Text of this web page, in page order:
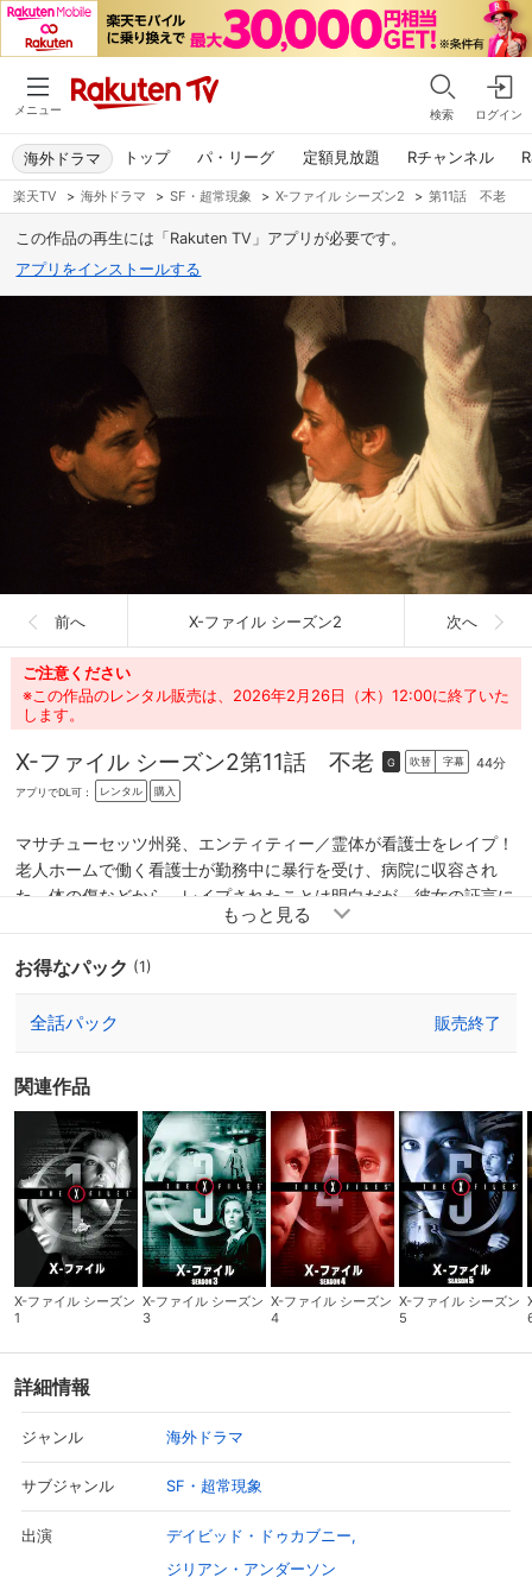
メニュー 検索 ログイン
トップ パ・リーグ 定額見放題 Rチャンネル
海外ドラマ
楽天TV > 海外ドラマ > SF・超常現象 > X-ファイル シーズン2 > 第11話 不老
この作品の再生には「Rakuten TV」アプリが必要です。
アプリをインストールする
前へ X-ファイル シーズン2 次へ
ご注意ください
※この作品のレンタル販売は、2026年2月26日（木）12:00に終了いた
します。
X-ファイル シーズン2第11話 不老 G 吹替 字幕 44分
アプリでDL可： レンタル 購入
マサチューセッツ州発、エンティティー／霊体が看護士をレイプ！
老人ホームで働く看護士が勤務中に暴行を受け、病院に収容され
た。体の傷などから、レイプされたことは明白だが、彼女の証言に
よると、犯人は“目に見えない存在”だという。さらには、老人独特
し、裏付けとなる事実はなにも存在しない。ホームの施設内を調
れていたものらしい。
お得なパック (1)
全話パック 販売終了
関連作品
X-ファイル シーズン
1
X-ファイル シーズン
3
X-ファイル シーズン
4
X-ファイル シーズン
5
詳細情報
ジャンル 海外ドラマ
サブジャンル SF・超常現象
出演
デイビッド・ドゥカブニー
ジリアン・アンダーソン